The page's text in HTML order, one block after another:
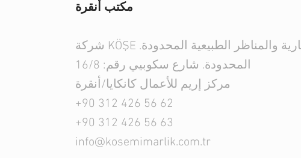
مكتب أنقرة
شركة KÖŞE للهندسة المعمارية والمناظر الطبيعية المحدودة.
المحدودة. شارع سكوبيي رقم: 16/8
مركز إريم للأعمال كانكايا/أنقرة
+90 312 426 56 62
+90 312 426 56 63
info@kosemimarlik.com.tr